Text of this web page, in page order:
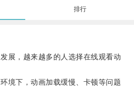
排行
，越来越多的人选择在线观看动
下，动画加载缓慢、卡顿等问题